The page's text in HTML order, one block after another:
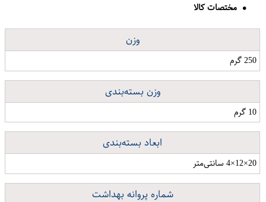
مختصات کالا
وزن
250 گرم
وزن بسته‌بندی
10 گرم
ابعاد بسته‌بندی
20×12×4 سانتی‌متر
شماره پروانه بهداشت